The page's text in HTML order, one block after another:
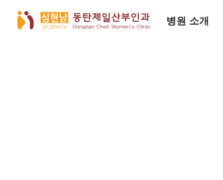
병원 소개